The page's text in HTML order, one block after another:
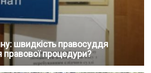
швидкість правосуддя
процедури?